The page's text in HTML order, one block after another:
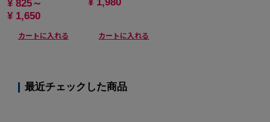
¥ 825～
¥ 1,650
カートに入れる
¥ 1,980
カートに入れる
最近チェックした商品